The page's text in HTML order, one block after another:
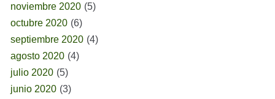
noviembre 2020 (5)
octubre 2020 (6)
septiembre 2020 (4)
agosto 2020 (4)
julio 2020 (5)
junio 2020 (3)